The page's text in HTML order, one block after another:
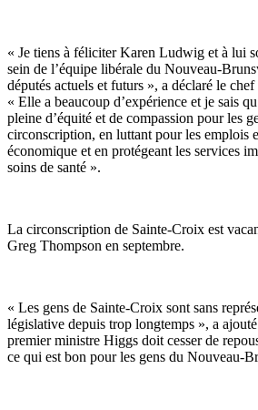
« Je tiens à féliciter Karen Ludwig et à lui
sein de l’équipe libérale du Nouveau-
députés actuels et futurs », a déclaré le
« Elle a beaucoup d’expérience et je sais
pleine d’équité et de compassion pour les
circonscription, en luttant pour les emplois
économique et en protégeant les services
soins de santé ».
La circonscription de Sainte-Croix est
Greg Thompson en septembre.
« Les gens de Sainte-Croix sont sans
législative depuis trop longtemps », a
premier ministre Higgs doit cesser de
ce qui est bon pour les gens du Nouveau-